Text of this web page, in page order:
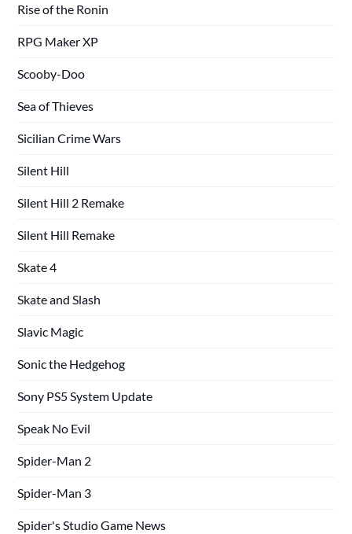
Rise of the Ronin
RPG Maker XP
Scooby-Doo
Sea of Thieves
Sicilian Crime Wars
Silent Hill
Silent Hill 2 Remake
Silent Hill Remake
Skate 4
Skate and Slash
Slavic Magic
Sonic the Hedgehog
Sony PS5 System Update
Speak No Evil
Spider-Man 2
Spider-Man 3
Spider's Studio Game News